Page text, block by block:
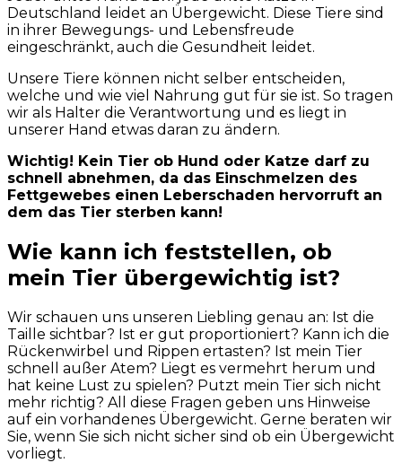
Deutschland leidet an Übergewicht. Diese Tiere sind
in ihrer Bewegungs- und Lebensfreude
eingeschränkt, auch die Gesundheit leidet.
Unsere Tiere können nicht selber entscheiden,
welche und wie viel Nahrung gut für sie ist. So tragen
wir als Halter die Verantwortung und es liegt in
unserer Hand etwas daran zu ändern.
Wichtig! Kein Tier ob Hund oder Katze darf zu
schnell abnehmen, da das Einschmelzen des
Fettgewebes einen Leberschaden hervorruft an
dem das Tier sterben kann!
Wie kann ich feststellen, ob
mein Tier übergewichtig ist?
Wir schauen uns unseren Liebling genau an: Ist die
Taille sichtbar? Ist er gut proportioniert? Kann ich die
Rückenwirbel und Rippen ertasten? Ist mein Tier
schnell außer Atem? Liegt es vermehrt herum und
hat keine Lust zu spielen? Putzt mein Tier sich nicht
mehr richtig? All diese Fragen geben uns Hinweise
auf ein vorhandenes Übergewicht. Gerne beraten wir
Sie, wenn Sie sich nicht sicher sind ob ein Übergewicht
vorliegt.